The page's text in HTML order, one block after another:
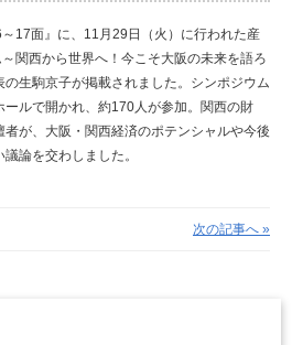
17面』に、11月29日（火）に行われた産
関西から世界へ！今こそ大阪の未来を語ろ
生駒京子が掲載されました。 シンポジウム
ルで開かれ、約170人が参加。関西の財
が、大阪・関西経済のポテンシャルや今後
論を交わしました。
次の記事へ »